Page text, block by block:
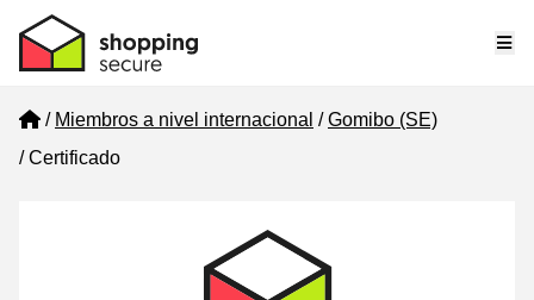
Home
Miembros a nivel internacional
Gomibo (SE)
Certificado